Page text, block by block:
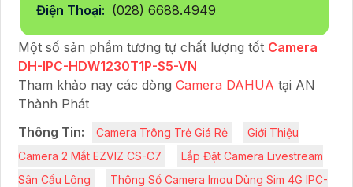
Điện Thoại: (028) 6688.4949
Một số sản phẩm tương tự chất lượng tốt Camera
DH-IPC-HDW1230T1P-S5-VN
Tham khảo nay các dòng Camera DAHUA tại AN
Thành Phát
Thông Tin:
Camera Trông Trẻ Giá Rẻ
Giới Thiệu
Camera 2 Mắt EZVIZ CS-C7
Lắp Đặt Camera Livestream
Sân Cầu Lông
Thông Số Camera Imou Dùng Sim 4G IPC-